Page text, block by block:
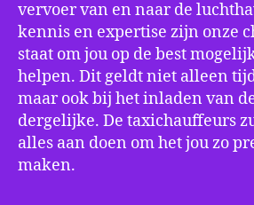
vervoer van en naar de
kennis en expertise zijn onze
staat om jou op de best
helpen. Dit geldt niet alleen
maar ook bij het inladen van
dergelijke. De taxichauffeurs
alles aan doen om het jou zo
maken.